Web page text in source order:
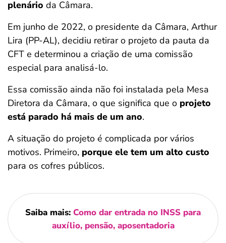
plenário da Câmara.
Em junho de 2022, o presidente da Câmara, Arthur
Lira (PP-AL), decidiu retirar o projeto da pauta da
CFT e determinou a criação de uma comissão
especial para analisá-lo.
Essa comissão ainda não foi instalada pela Mesa
Diretora da Câmara, o que significa que o projeto
está parado há mais de um ano.
A situação do projeto é complicada por vários
motivos. Primeiro, porque ele tem um alto custo
para os cofres públicos.
Saiba mais: Como dar entrada no INSS para
auxílio, pensão, aposentadoria